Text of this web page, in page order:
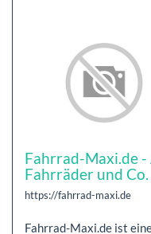
Fahrrad-Maxi.de -
Fahrräder und Co.
https://fahrrad-maxi.de
Fahrrad-Maxi.de ist